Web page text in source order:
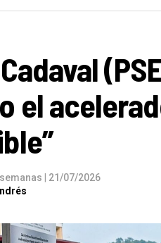
el
| 21/07/2026